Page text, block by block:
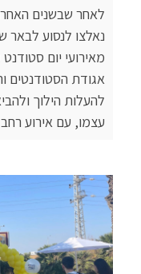
לאחר שבשנים
נאלצו לנסוע לבאר
מאירועי יום
אגודת הסטודנטים
להעלות הילוך
עצמו, עם אירוע